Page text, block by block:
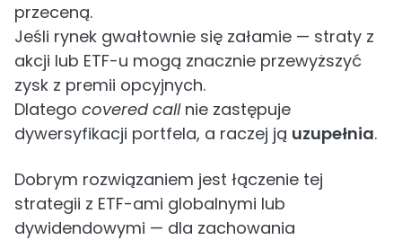
przeceną.
Jeśli rynek gwałtownie się załamie — straty z
akcji lub ETF-u mogą znacznie przewyższyć
zysk z premii opcyjnych.
Dlatego covered callnie zastępuje
dywersyfikacji portfela, a raczej ją uzupełnia.
Dobrym rozwiązaniem jest łączenie tej
strategii z ETF-ami globalnymi lub
dywidendowymi — dla zachowania